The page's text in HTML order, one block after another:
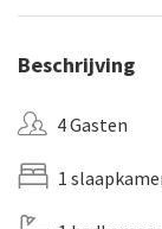
Beschrijving
4 Gasten
1